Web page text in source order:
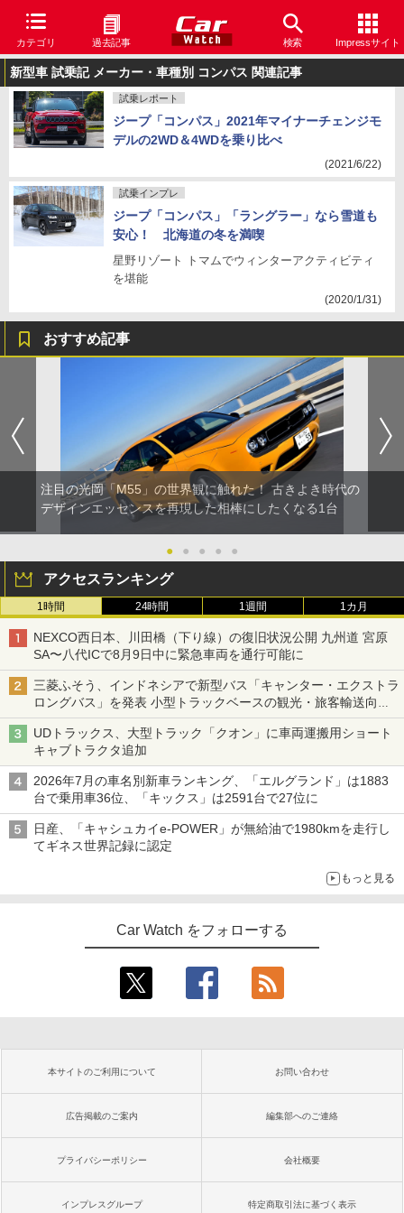
カテゴリ 過去記事 検索 Impressサイト
新型車 試乗記 メーカー・車種別 コンパス 関連記事
試乗レポート
ジープ「コンパス」2021年マイナーチェンジモ
デルの2WD＆4WDを乗り比べ
(2021/6/22)
試乗インプレ
ジープ「コンパス」「ラングラー」なら雪道も
安心！ 北海道の冬を満喫
星野リゾート トマムでウィンターアクティビティ
を堪能
(2020/1/31)
おすすめ記事
注目の光岡「M55」の世界観に触れた！ 古きよき時代の
デザインエッセンスを再現した相棒にしたくなる1台
● ● ● ● ●
アクセスランキング
1時間 24時間 1週間 1カ月
NEXCO西日本、川田橋（下り線）の復旧状況公開 九州道 宮原
SA〜八代ICで8月9日中に緊急車両を通行可能に
三菱ふそう、インドネシアで新型バス「キャンター・エクストラ
ロングバス」を発表 小型トラックベースの観光・旅客輸送向け
バス
UDトラックス、大型トラック「クオン」に車両運搬用ショート
キャブトラクタ追加
2026年7月の車名別新車ランキング、「エルグランド」は1883
台で乗用車36位、「キックス」は2591台で27位に
日産、「キャシュカイe-POWER」が無給油で1980kmを走行し
てギネス世界記録に認定
もっと見る
Car Watch をフォローする
本サイトのご利用について お問い合わせ
広告掲載のご案内 編集部へのご連絡
プライバシーポリシー 会社概要
インプレスグループ 特定商取引法に基づく表示